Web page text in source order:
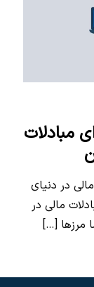
مبادلات
در دنیای
مالی در
مرزها […]